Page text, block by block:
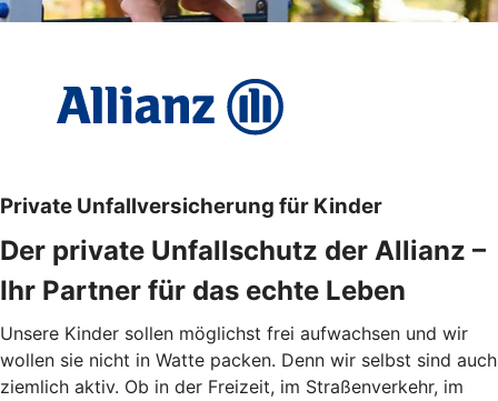
Private Unfallversicherung für Kinder
Der private Unfallschutz der Allianz –
Ihr Partner für das echte Leben
Unsere Kinder sollen möglichst frei aufwachsen und wir
wollen sie nicht in Watte packen. Denn wir selbst sind auch
ziemlich aktiv. Ob in der Freizeit, im Straßenverkehr, im